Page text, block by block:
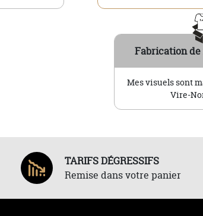
Fabrication
Mes visuels sont
Vire-
TARIFS DÉGRESSIFS
Remise dans votre panier